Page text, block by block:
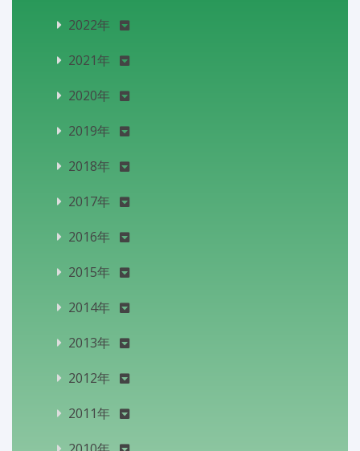
2022年
2021年
2020年
2019年
2018年
2017年
2016年
2015年
2014年
2013年
2012年
2011年